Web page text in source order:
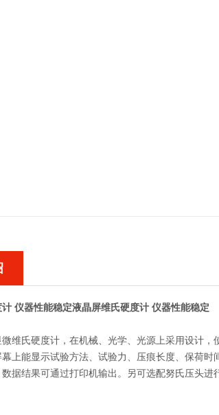
仪器性能稳定液晶屏维氏硬度计 仪器性能稳定
维氏硬度计，在机械、光学、光源上采用设计
上能显示试验方法、试验力、压痕长度、保荷
据结果可通过打印机输出。另可选配努氏压头进